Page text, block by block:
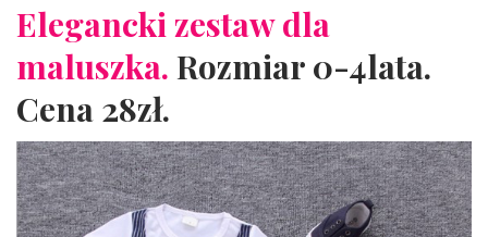
Elegancki zestaw dla
maluszka. Rozmiar 0-4lata.
Cena 28zł.